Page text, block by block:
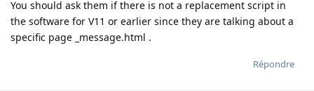
You should ask them if there is not a replacement script in
the software for V11 or earlier since they are talking about a
specific page _message.html .
Répondre